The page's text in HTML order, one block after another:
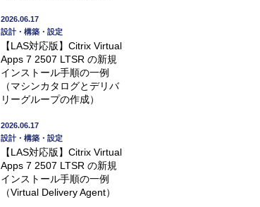
2026.06.17
設計・構築・設定
【LAS対応版】Citrix Virtual
Apps 7 2507 LTSR の新規
インストール手順の一例
（マシンカタログとデリバ
リーグループの作成）
2026.06.17
設計・構築・設定
【LAS対応版】Citrix Virtual
Apps 7 2507 LTSR の新規
インストール手順の一例
（Virtual Delivery Agent）